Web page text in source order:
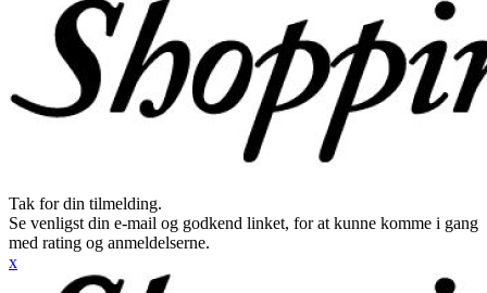
Tak for din tilmelding.
Se venligst din e-mail og godkend linket, for at kunne komme i gang
med rating og anmeldelserne.
x